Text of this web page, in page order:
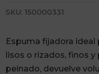
Inimitable
Hair
Company
cantidad
SKU: 150000331
Espuma fijadora
lisos o rizados, finos
peinado, devuelve